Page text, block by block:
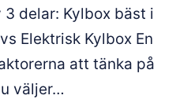
delar: Kylbox bäst i
Elektrisk Kylbox En
att tänka på
väljer…